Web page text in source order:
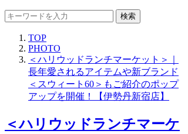
検索
TOP
PHOTO
＜ハリウッドランチマーケット＞｜
長年愛されるアイテムや新ブランド
＜スウィート60＞もご紹介のポップ
アップを開催！【伊勢丹新宿店】
＜ハリウッドランチマーケ